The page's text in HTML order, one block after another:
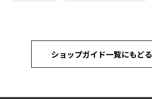
ショップガイド一覧にもどる